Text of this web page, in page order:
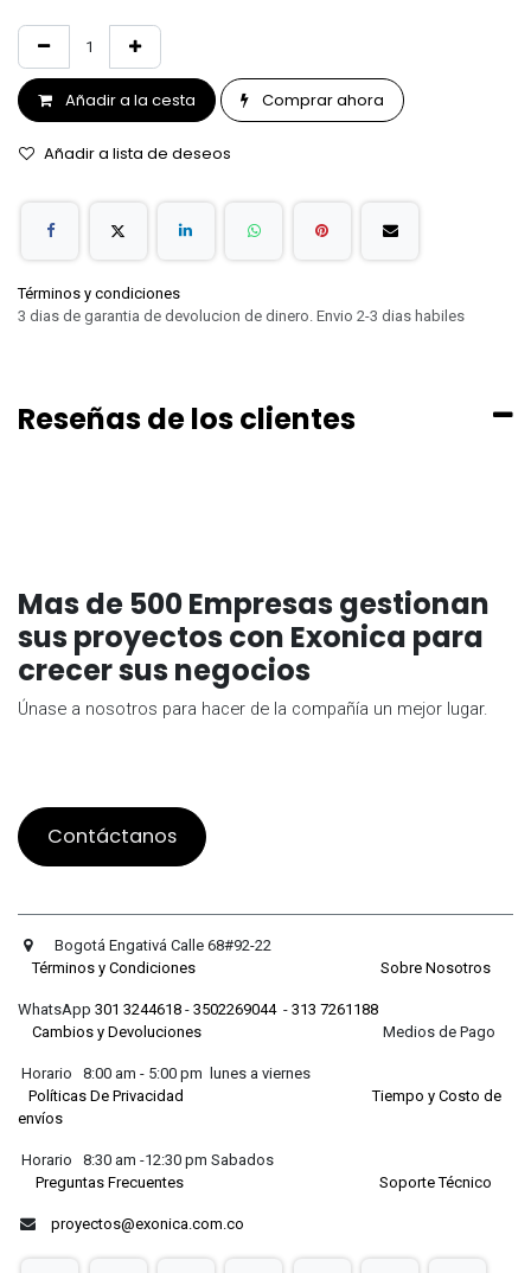
Añadir a la cesta Comprar ahora
Añadir a lista de deseos
Términos y condiciones
3 dias de garantia de devolucion de dinero. Envio 2-3 dias habiles
Reseñas de los clientes
Mas de 500 Empresas gestionan
sus proyectos con Exonica para
crecer sus negocios
Únase a nosotros para hacer de la compañía un mejor lugar.
Contáctanos
Bogotá Engativá Calle 68#92-22
Términos y Condiciones
Sobre Nosotros
WhatsApp 301 3244618 - 3502269044- 313 7261188
Cambios y Devoluciones Medios de Pago
Horario 8:00 am - 5:00 pm lunes a viernes
Políticas De Privacidad
Tiempo y Costo de
envíos
Horario 8:30 am -12:30 pm Sabados
Preguntas Frecuentes
Soporte Técnico
proyectos@exonica.com.co